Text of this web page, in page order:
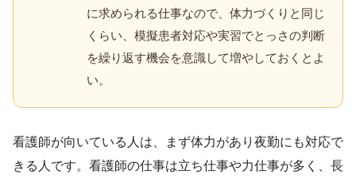
に求められる仕事なので、体力づくりと同じ
くらい、模擬患者対応や実習でとっさの判断
を繰り返す機会を意識して増やしておくとよ
い。
看護師が向いている人は、まず体力があり夜勤にも対応で
きる人です。看護師の仕事は立ち仕事や力仕事が多く、長